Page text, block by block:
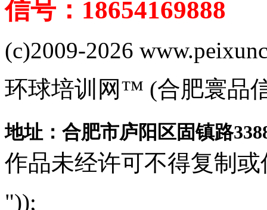
信号：18654169888
(c)2009-2026
环球培训网™ (合肥寰品
地址：合肥市庐阳区固镇路
作品未经许可不得复制或
"));